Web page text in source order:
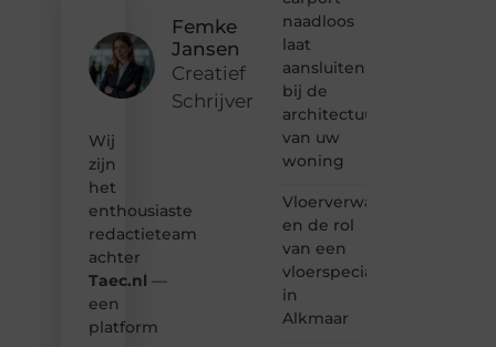
Femke
Jansen
Creatief
Schrijver
Wij
zijn
het
enthousiaste
redactieteam
achter
Taec.nl —
een
platform
naadloos
laat
aansluiten
bij de
architectuur
van uw
woning
Vloerverwarming
en de rol
van een
vloerspecialist
in
Alkmaar